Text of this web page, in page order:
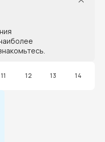
11 12 13 14